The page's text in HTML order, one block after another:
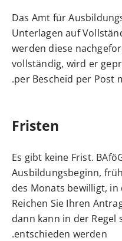
Das Amt für
Unterlagen auf
werden diese
vollständig, wird er
per Bescheid per Post
Fristen
Es gibt keine Frist.
Ausbildungsbeginn,
des Monats bewilligt, in
Reichen Sie Ihren
dann kann in der
entschieden werden.